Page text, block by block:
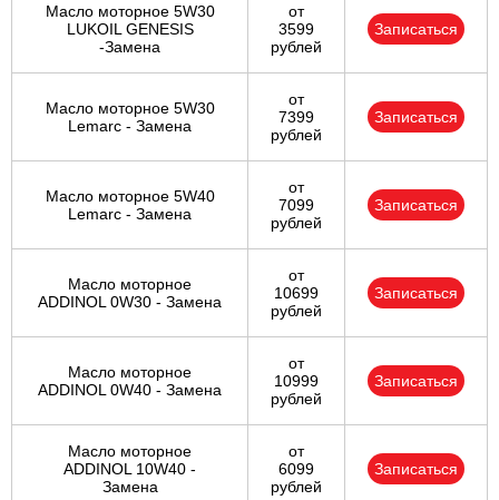
Масло моторное 5W30
LUKOIL GENESIS
-Замена
от
3599
рублей
Записаться
Масло моторное 5W30
Lemarc - Замена
от
7399
рублей
Записаться
Масло моторное 5W40
Lemarc - Замена
от
7099
рублей
Записаться
Масло моторное
ADDINOL 0W30 - Замена
от
10699
рублей
Записаться
Масло моторное
ADDINOL 0W40 - Замена
от
10999
рублей
Записаться
Масло моторное
ADDINOL 10W40 -
Замена
от
6099
рублей
Записаться